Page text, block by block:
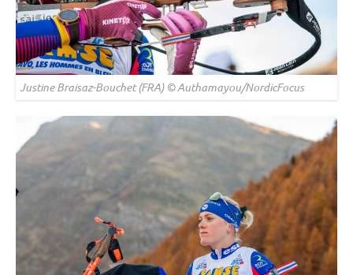
Justine Braisaz-Bouchet (FRA) © Authamayou/NordicFocus